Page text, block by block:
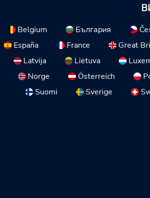
Belgium България
España
France Great
Latvija
Lietuva
Norge
Österreich
Suomi
Sverige